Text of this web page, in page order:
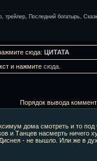
трейлер Последний богатырь
сюда: ЦИТАТА
и нажмите сюда
Порядок вывода
дома смотреть и то под
и Танцев насмерть ничего
Диснея - не вышло. Или же в